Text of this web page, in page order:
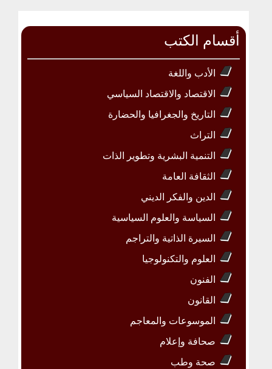
أقسام الكتب
الأدب واللغة
الاقتصاد والاقتصاد السياسي
التاريخ والجغرافيا والحضارة
التراث
التنمية البشرية وتطوير الذات
الثقافة العامة
الدين والفكر الديني
السياسة والعلوم السياسية
السيرة الذاتية والتراجم
العلوم والتكنولوجيا
الفنون
القانون
الموسوعات والمعاجم
صحافة وإعلام
صحة وطب